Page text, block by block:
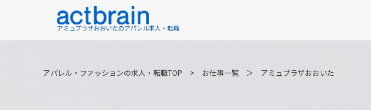
アミュプラザおおいたのアパレル求人・転職
アパレル・ファッションの求人・転職TOP > お仕事一覧＞ アミュプラザおおいた